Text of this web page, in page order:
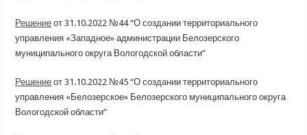
Решение от 31.10.2022 №44 “О создании территориального
управления «Западное» администрации Белозерского
муниципального округа Вологодской области”
Решение от 31.10.2022 №45 “О создании территориального
управления «Белозерское» Белозерского муниципального округа
Вологодской области”